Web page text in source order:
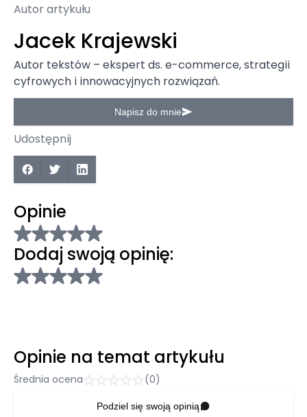
Autor artykułu
Jacek Krajewski
Autor tekstów – ekspert ds. e-commerce, strategii
cyfrowych i innowacyjnych rozwiązań.
Napisz do mnie
Udostępnij
Opinie
Dodaj swoją opinię:
Opinie na temat artykułu
Średnia ocena (0)
Podziel się swoją opinią